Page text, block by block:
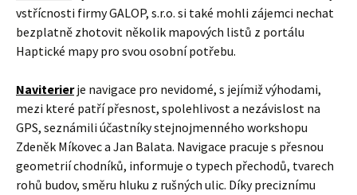
vstřícnosti firmy GALOP, s.r.o. si také mohli zájemci nechat
bezplatně zhotovit několik mapových listů z portálu
Haptické mapy pro svou osobní potřebu.
Naviterierje navigace pro nevidomé, s jejímiž výhodami,
mezi které patří přesnost, spolehlivost a nezávislost na
GPS, seznámili účastníky stejnojmenného workshopu
Zdeněk Míkovec a Jan Balata. Navigace pracuje s přesnou
geometrií chodníků, informuje o typech přechodů, tvarech
rohů budov, směru hluku z rušných ulic. Díky preciznímu